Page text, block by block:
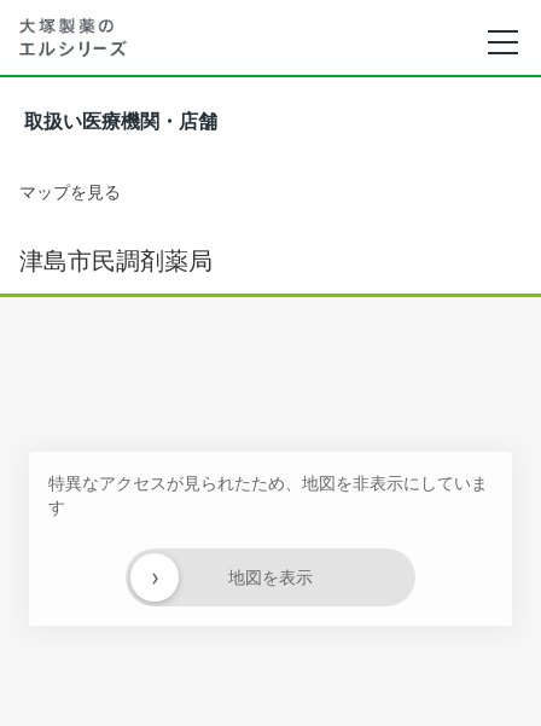
取扱い医療機関・店舗
マップを見る
津島市民調剤薬局
特異なアクセスが見られたため、地図を非表示にしていま
す
地図を表示
›